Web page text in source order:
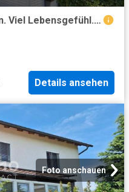
Kleines Haus. Großer Garten. Viel Lebensgefühl. Wochenendhaus auf Eigengrund in Enns zu verkaufen!
Details ansehen
Foto anschauen